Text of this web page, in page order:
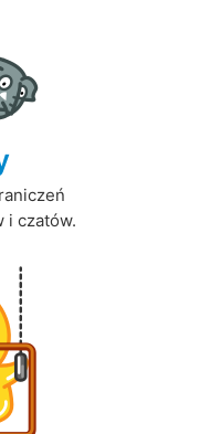
i czatów.